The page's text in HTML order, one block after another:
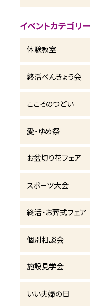
イベントカテゴリー
体験教室
終活べんきょう会
こころのつどい
愛・ゆめ祭
お盆切り花フェア
スポーツ大会
終活・お葬式フェア
個別相談会
施設見学会
いい夫婦の日